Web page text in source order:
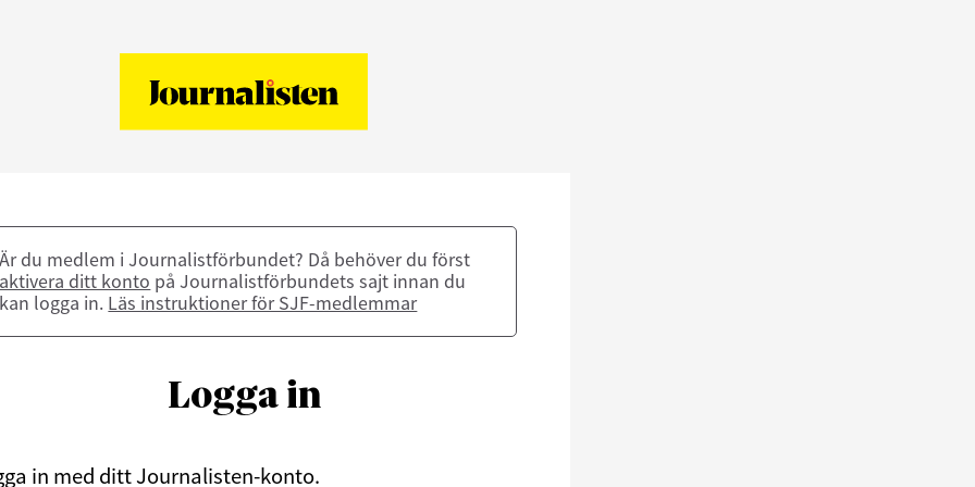
Är du medlem i Journalistförbundet? Då behöver du först
aktivera ditt konto på Journalistförbundets sajt innan du
kan logga in. Läs instruktioner för SJF-medlemmar
Logga in
in med ditt Journalisten-konto.